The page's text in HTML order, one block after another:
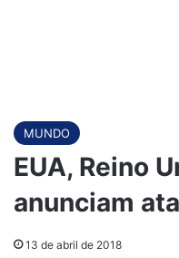
MUNDO
EUA, Reino
anunciam
13 de abril de 2018